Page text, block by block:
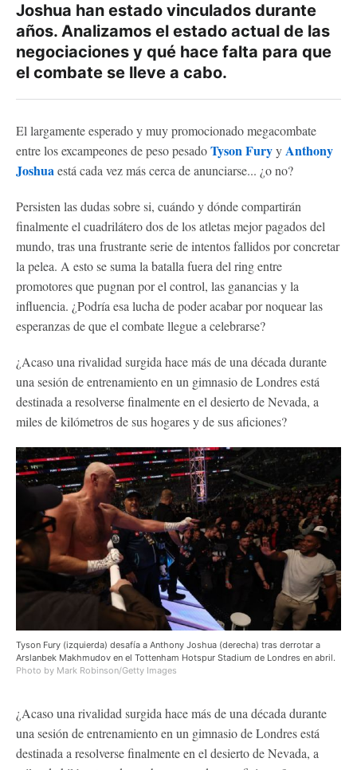
Joshua han estado vinculados durante
años. Analizamos el estado actual de las
negociaciones y qué hace falta para que
el combate se lleve a cabo.
El largamente esperado y muy promocionado megacombate
entre los excampeones de peso pesadoTyson FuryyAnthony
Joshuaestá cada vez más cerca de anunciarse... ¿o no?
Persisten las dudas sobre si, cuándo y dónde compartirán
finalmente el cuadrilátero dos de los atletas mejor pagados del
mundo, tras una frustrante serie de intentos fallidos por concretar
la pelea. A esto se suma la batalla fuera del ring entre
promotores que pugnan por el control, las ganancias y la
influencia. ¿Podría esa lucha de poder acabar por noquear las
esperanzas de que el combate llegue a celebrarse?
¿Acaso una rivalidad surgida hace más de una década durante
una sesión de entrenamiento en un gimnasio de Londres está
destinada a resolverse finalmente en el desierto de Nevada, a
miles de kilómetros de sus hogares y de sus aficiones?
Tyson Fury (izquierda) desafía a Anthony Joshua (derecha) tras derrotar a
Arslanbek Makhmudov en el Tottenham Hotspur Stadium de Londres en abril.
Photo by Mark Robinson/Getty Images
¿Acaso una rivalidad surgida hace más de una década durante
una sesión de entrenamiento en un gimnasio de Londres está
destinada a resolverse finalmente en el desierto de Nevada, a